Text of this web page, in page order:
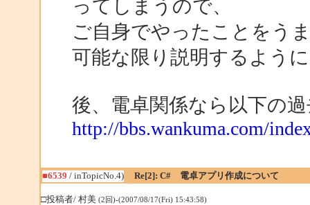
ってしまうので、
ご自身でやったことをう
可能な限り説明するよう
後、電卓関係なら以下の
http://bbs.wankuma.com/
■6539 / inTopicNo.4) Re[2]: C# 電卓アプリ作成について
□投稿者/ 村美 (2回)-(2007/08/17(Fri) 15:43:58)